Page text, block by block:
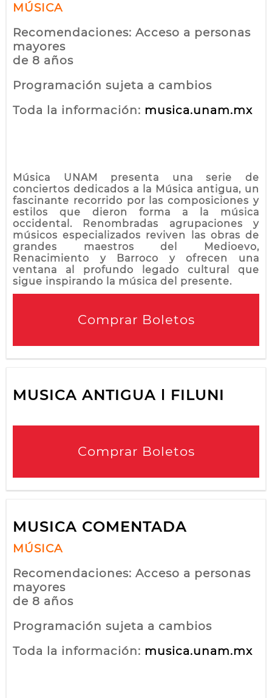
MÚSICA
Recomendaciones: Acceso a personas
mayores
de 8 años
Programación sujeta a cambios
Toda la información: musica.unam.mx
Música UNAM presenta una serie de
conciertos dedicados a la Música antigua, un
fascinante recorrido por las composiciones y
estilos que dieron forma a la música
occidental. Renombradas agrupaciones y
músicos especializados reviven las obras de
grandes maestros del Medioevo,
Renacimiento y Barroco y ofrecen una
ventana al profundo legado cultural que
sigue inspirando la música del presente.
Comprar Boletos
MUSICA ANTIGUA l FILUNI
Comprar Boletos
MUSICA COMENTADA
MÚSICA
Recomendaciones: Acceso a personas
mayores
de 8 años
Programación sujeta a cambios
Toda la información: musica.unam.mx